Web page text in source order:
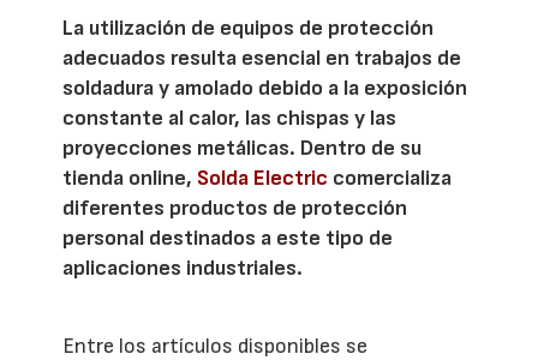
La utilización de equipos de protección
adecuados resulta esencial en trabajos de
soldadura y amolado debido a la exposición
constante al calor, las chispas y las
proyecciones metálicas. Dentro de su
tienda online, Solda Electric comercializa
diferentes productos de protección
personal destinados a este tipo de
aplicaciones industriales.
Entre los artículos disponibles se